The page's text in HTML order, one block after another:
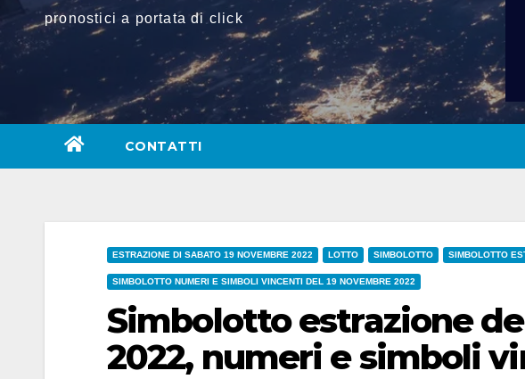
pronostici a portata di click
CONTATTI
ESTRAZIONE DI SABATO 19 NOVEMBRE 2022 LOTTO SIMBOLOTTO SIMBOLOTTO
SIMBOLOTTO NUMERI E SIMBOLI VINCENTI DEL 19 NOVEMBRE 2022
Simbolotto estrazione
2022, numeri e simboli